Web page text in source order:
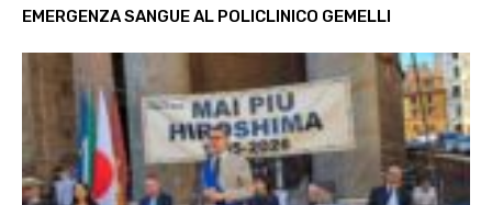
EMERGENZA SANGUE AL POLICLINICO GEMELLI